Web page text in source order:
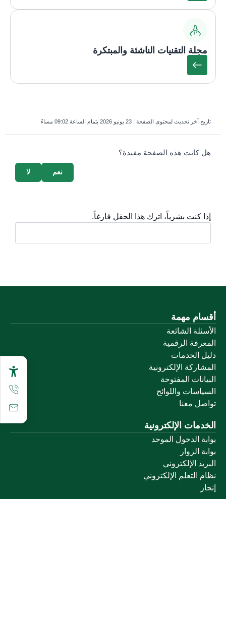
مجلة التقنيات الناشئة والمبتكرة
تاريخ آخر تحديث لمحتوى الصفحة : 23 يونيو 2026 بتمام الساعة 09:02 مساءً
survey_v2
هل كانت هذه الصفحة مفيدة؟
لا نعم
إذا كنت بشرياً، اترك هذا الحقل فارغاً.
أقسام مهمة
الأسئلة الشائعة
المعرفة الرقمية
دليل الخدمات
المشاركة الإلكترونية
البيانات المفتوحة
السياسات واللوائح
تواصل معنا
الخدمات الإلكترونية
بوابة الدخول الموحد
بوابة الزوار
البريد الإلكتروني
نظام التعلم الإلكتروني
إنجاز